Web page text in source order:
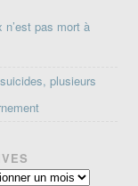
n’est pas mort à
plusieurs